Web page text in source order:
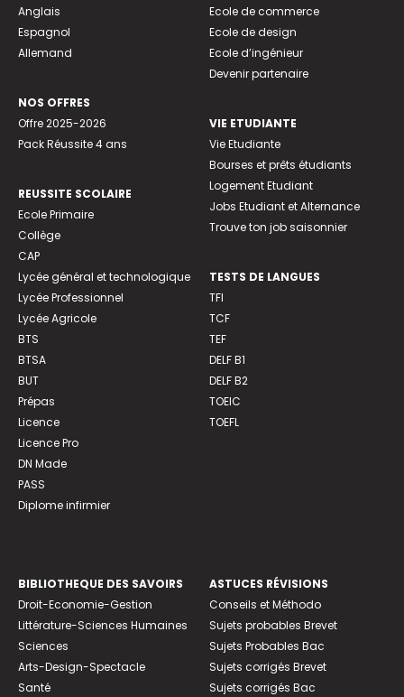
Anglais
Espagnol
Allemand
NOS OFFRES
Offre 2025-2026
Pack Réussite 4 ans
REUSSITE SCOLAIRE
Ecole Primaire
Collège
CAP
Lycée général et technologique
Lycée Professionnel
Lycée Agricole
BTS
BTSA
BUT
Prépas
Licence
Licence Pro
DN Made
PASS
Diplome infirmier
Ecole de commerce
Ecole de design
Ecole d’ingénieur
Devenir partenaire
VIE ETUDIANTE
Vie Etudiante
Bourses et prêts étudiants
Logement Etudiant
Jobs Etudiant et Alternance
Trouve ton job saisonnier
TESTS DE LANGUES
TFI
TCF
TEF
DELF B1
DELF B2
TOEIC
TOEFL
BIBLIOTHEQUE DES SAVOIRS
Droit-Economie-Gestion
Littérature-Sciences Humaines
Sciences
Arts-Design-Spectacle
Santé
ASTUCES RÉVISIONS
Conseils et Méthodo
Sujets probables Brevet
Sujets Probables Bac
Sujets corrigés Brevet
Sujets corrigés Bac